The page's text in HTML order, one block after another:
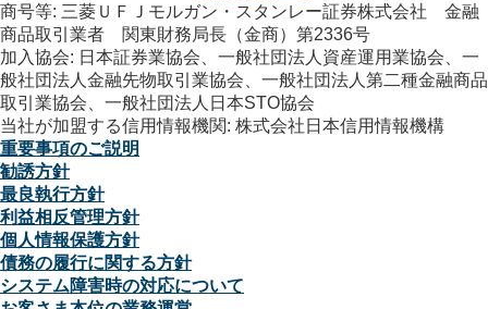
商号等: 三菱ＵＦＪモルガン・スタンレー証券株式会社 金融
商品取引業者 関東財務局長（金商）第2336号
加入協会: 日本証券業協会、一般社団法人資産運用業協会、一
般社団法人金融先物取引業協会、一般社団法人第二種金融商品
取引業協会、一般社団法人日本STO協会
当社が加盟する信用情報機関: 株式会社日本信用情報機構
重要事項のご説明
勧誘方針
最良執行方針
利益相反管理方針
個人情報保護方針
債務の履行に関する方針
システム障害時の対応について